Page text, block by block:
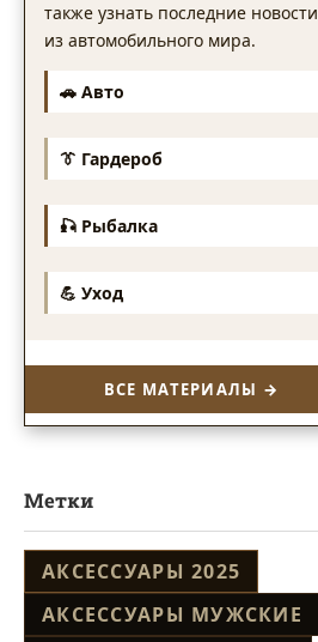
также узнать последние новости
из автомобильного мира.
🚗 Авто
👔 Гардероб
🎣 Рыбалка
💪 Уход
ВСЕ МАТЕРИАЛЫ →
Метки
АКСЕССУАРЫ 2025
АКСЕССУАРЫ МУЖСКИЕ